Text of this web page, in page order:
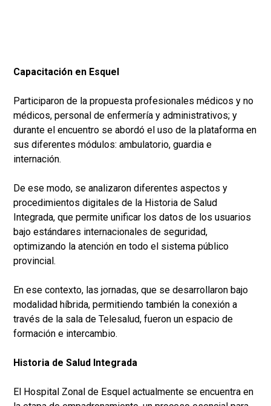
Capacitación en Esquel
Participaron de la propuesta profesionales médicos y no
médicos, personal de enfermería y administrativos; y
durante el encuentro se abordó el uso de la plataforma en
sus diferentes módulos: ambulatorio, guardia e
internación.
De ese modo, se analizaron diferentes aspectos y
procedimientos digitales de la Historia de Salud
Integrada, que permite unificar los datos de los usuarios
bajo estándares internacionales de seguridad,
optimizando la atención en todo el sistema público
provincial.
En ese contexto, las jornadas, que se desarrollaron bajo
modalidad híbrida, permitiendo también la conexión a
través de la sala de Telesalud, fueron un espacio de
formación e intercambio.
Historia de Salud Integrada
El Hospital Zonal de Esquel actualmente se encuentra en